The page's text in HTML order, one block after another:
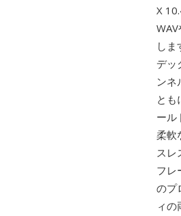
X
し
デッ
ンネ
とも
ール
柔軟
スレ
フレ
のプ
ィ